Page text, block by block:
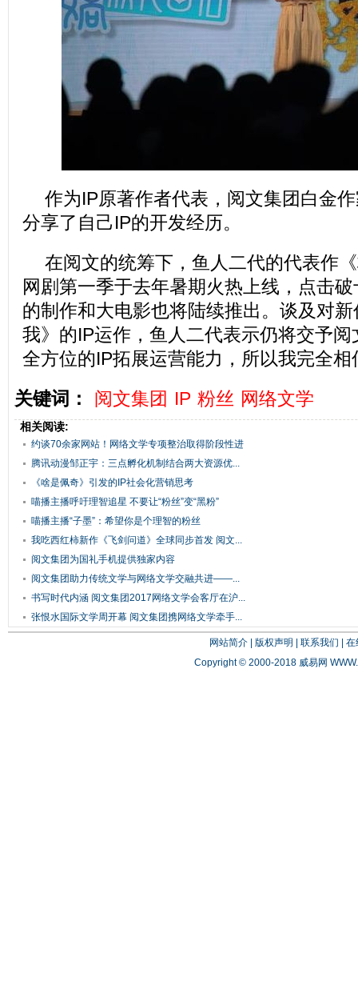
作为IP原著作者代表，阅文集团白金
分享了自己IP的开发经历。
在阅文的统筹下，鱼人二代的代表作
网剧第一季于去年暑期火热上线，点击
的制作和大电影也将陆续推出。谈及对
我》的IP运作，鱼人二代表示仍将交予阅
全方位的IP拓展运营能力，所以我完全相
关键词：
阅文集团 IP 粉丝 网络文学
相关阅读:
约谈70余家网站！网络文学专项整治取得阶段性进
展
腾讯动漫邹正宇：三点孵化机制结合两大资源优...
《啥是佩奇》引发的IP社会化营销思考
喵播主播呼吁理智追星 不要让“粉丝”变“黑粉”
喵播主播“子墨”：希望你是个理智的粉丝
我吃西红柿新作《飞剑问道》全球同步首发 阅文...
阅文集团为国礼手机提供独家内容
阅文集团助力传统文学与网络文学交融共进——...
书写时代内涵 阅文集团2017网络文学会客厅在沪...
张恨水国际文学周开幕 阅文集团携网络文学牵手...
网站简介| 版权声明 联系我们
在
Copyright © 2000-2018 威易网 WWW.